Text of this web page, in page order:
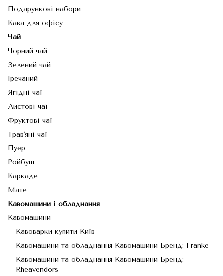
Подарункові набори
Кава для офісу
Чай
Чорний чай
Зелений чай
Гречаний
Ягідні чаї
Листові чаї
Фруктові чаї
Трав'яні чаї
Пуер
Ройбуш
Каркаде
Мате
Кавомашини і обладнання
Кавомашини
Кавоварки купити Київ
Кавомашини та обладнання Кавомашини Бренд: Franke
Кавомашини та обладнання Кавомашини Бренд:
Rheavendors